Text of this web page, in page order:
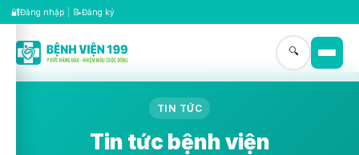
🔐Đăng nhập 📝Đăng ký
🔍
TIN TỨC
Tin tức bệnh viện